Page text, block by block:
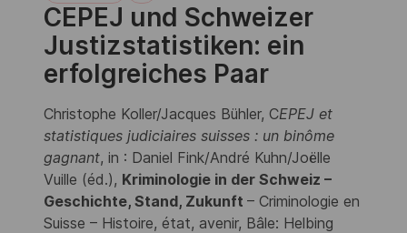
CEPEJ und Schweizer
Justizstatistiken: ein
erfolgreiches Paar
Christophe Koller/Jacques Bühler, CEPEJ et
statistiques judiciaires suisses : un binôme
gagnant, in : Daniel Fink/André Kuhn/Joëlle
Vuille (éd.), Kriminologie in der Schweiz –
Geschichte, Stand, Zukunft – Criminologie en
Suisse – Histoire, état, avenir, Bâle: Helbing